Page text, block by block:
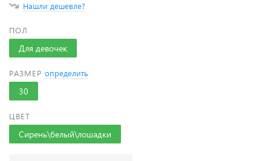
Нашли дешевле?
ПОЛ
Для девочек
РАЗМЕР определить
30
ЦВЕТ
Сирень\белый\лошадки